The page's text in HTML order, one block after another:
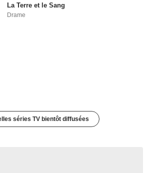
La Terre et le Sang
Drame
séries TV bientôt diffusées